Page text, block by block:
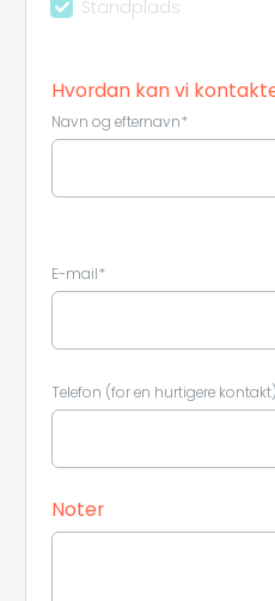
Standplads
Hvordan kan vi
Navn og efternavn*
E-mail*
Telefon (for en hurtigere kontakt)
Noter